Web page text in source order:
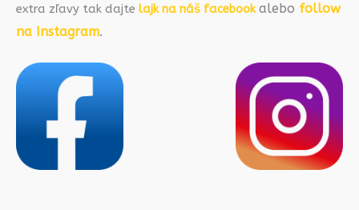
extra zľavy tak dajte lajk na náš facebookalebo follow
na Instagram.